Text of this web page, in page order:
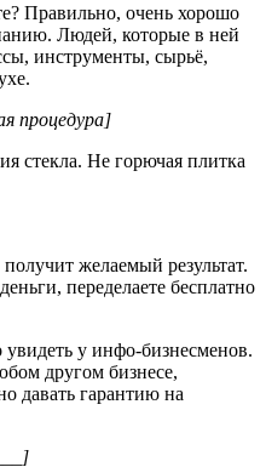
Правильно, очень хорошо
Людей, которые в ней
инструменты, сырьё,
процедура]
стекла. Не горючая плитка
желаемый результат.
переделаете бесплатно
у инфо-бизнесменов.
другом бизнесе,
давать гарантию на